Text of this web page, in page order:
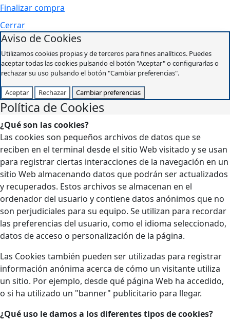
Finalizar compra
Cerrar
Aviso de Cookies
Utilizamos cookies propias y de terceros para fines analíticos. Puedes
aceptar todas las cookies pulsando el botón "Aceptar" o configurarlas o
rechazar su uso pulsando el botón "Cambiar preferencias".
Aceptar Rechazar Cambiar preferencias
Política de Cookies
¿Qué son las cookies?
Las cookies son pequeños archivos de datos que se
reciben en el terminal desde el sitio Web visitado y se usan
para registrar ciertas interacciones de la navegación en un
sitio Web almacenando datos que podrán ser actualizados
y recuperados. Estos archivos se almacenan en el
ordenador del usuario y contiene datos anónimos que no
son perjudiciales para su equipo. Se utilizan para recordar
las preferencias del usuario, como el idioma seleccionado,
datos de acceso o personalización de la página.
Las Cookies también pueden ser utilizadas para registrar
información anónima acerca de cómo un visitante utiliza
un sitio. Por ejemplo, desde qué página Web ha accedido,
o si ha utilizado un "banner" publicitario para llegar.
¿Qué uso le damos a los diferentes tipos de cookies?